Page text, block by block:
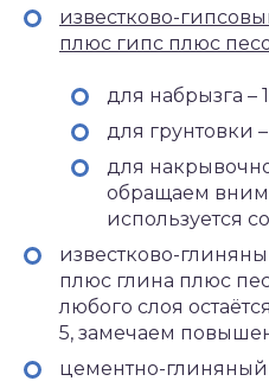
известково-
плюс гипс плюс
для набрызга –
для грунтовки –
для
обращаем
используется
известково-
плюс глина плюс
любого слоя
5, замечаем
цементно-